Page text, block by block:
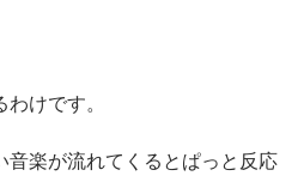
けです。
音楽が流れてくるとぱっと反応